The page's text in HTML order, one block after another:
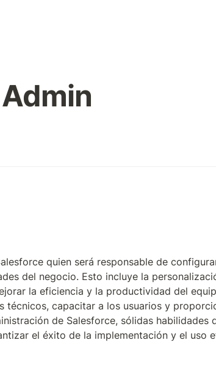
quien será responsable de
del negocio. Esto incluye la
la eficiencia y la productividad del
técnicos, capacitar a los usuarios y
de Salesforce, sólidas
el éxito de la implementación y el uso